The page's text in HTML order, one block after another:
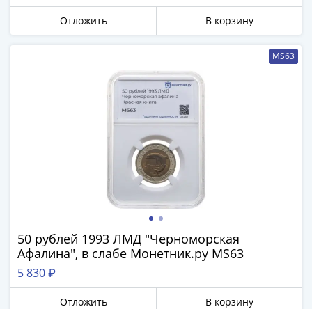
Отложить В корзину
MS63
50 рублей 1993 ЛМД "Черноморская
Афалина", в слабе Монетник.ру MS63
5 830 ₽
Отложить В корзину